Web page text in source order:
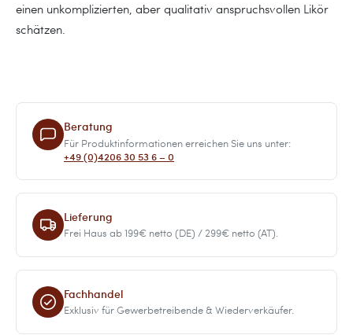
einen unkomplizierten, aber qualitativ anspruchsvollen Likör
schätzen.
Beratung
Für Produktinformationen erreichen Sie uns unter:
+49 (0)4206 30 53 6 – 0
Lieferung
Frei Haus ab 199€ netto (DE) / 299€ netto (AT).
Fachhandel
Exklusiv für Gewerbetreibende & Wiederverkäufer.